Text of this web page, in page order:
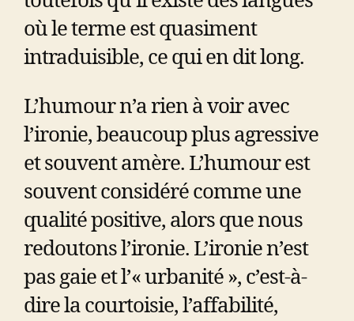
où le terme est quasiment
intraduisible, ce qui en dit long.
L’humour n’a rien à voir avec
l’ironie, beaucoup plus agressive
et souvent amère. L’humour est
souvent considéré comme une
qualité positive, alors que nous
redoutons l’ironie. L’ironie n’est
pas gaie et l’« urbanité », c’est-à-
dire la courtoisie, l’affabilité,